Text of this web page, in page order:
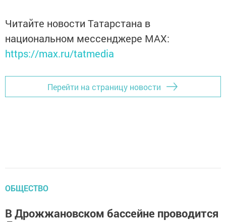
Читайте новости Татарстана в
национальном мессенджере MАХ:
https://max.ru/tatmedia
Перейти на страницу новости
ОБЩЕСТВО
В Дрожжановском бассейне проводится